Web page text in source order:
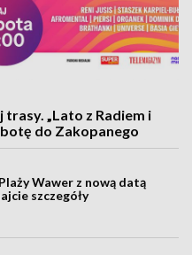
„Lato z Radiem i
do Zakopanego
Wawer z nową datą
szczegóły